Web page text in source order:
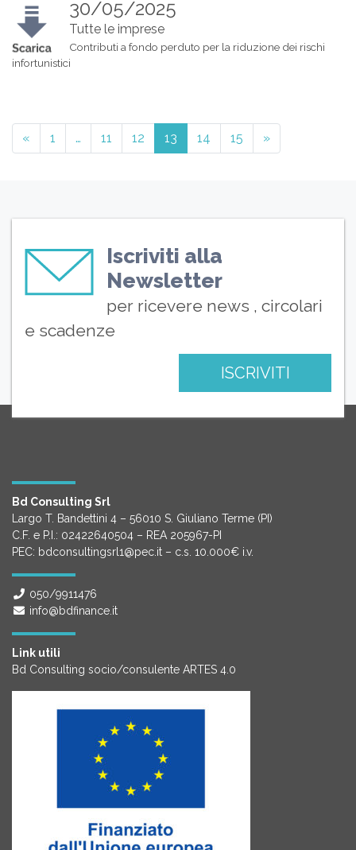
30/05/2025
Tutte le imprese
Contributi a fondo perduto per la riduzione dei rischi
infortunistici
« 1 … 11 12 13 14 15 »
Iscriviti alla
Newsletter
per ricevere news , circolari
e scadenze
ISCRIVITI
Bd Consulting Srl
Largo T. Bandettini 4 – 56010 S. Giuliano Terme (PI)
C.F. e P.I.: 02422640504 – REA 205967-PI
PEC: bdconsultingsrl1@pec.it – c.s. 10.000€ i.v.
050/9911476
info@bdfinance.it
Link utili
Bd Consulting socio/consulente ARTES 4.0